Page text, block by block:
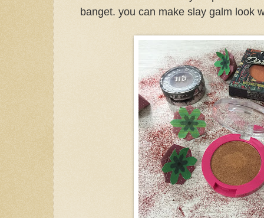
banget. you can make slay galm look